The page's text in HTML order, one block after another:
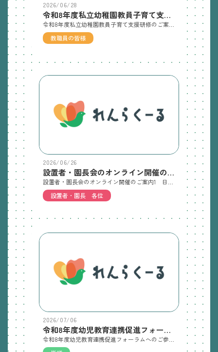
2026/06/28
令和8年度私立幼稚園教員子育て支援研修のご案内
教職員の皆様
2026/06/26
設置者・園長会のオンライン開催のご案内
設置者・園長 各位
2026/07/06
令和8年度幼児教育連携促進フォーラムへの参加者募集